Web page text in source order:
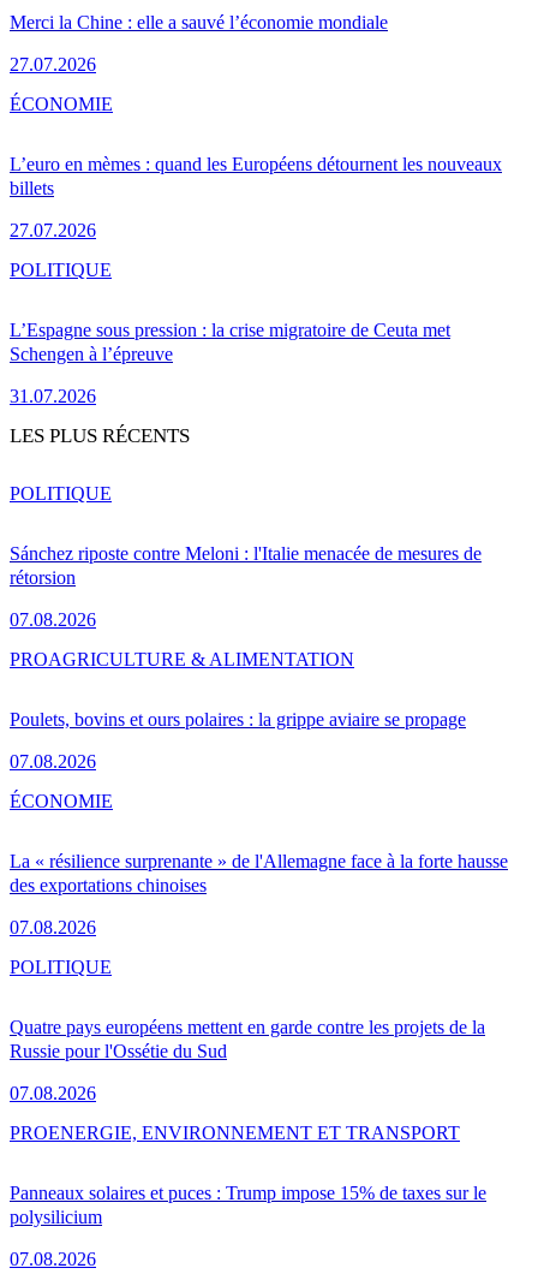
Merci la Chine : elle a sauvé l’économie mondiale
27.07.2026
L’euro en mèmes : quand les Européens détournent les nouveaux
billets
27.07.2026
ÉCONOMIE
L’Espagne sous pression : la crise migratoire de Ceuta met
Schengen à l’épreuve
31.07.2026
POLITIQUE
LES PLUS RÉCENTS
Sánchez riposte contre Meloni : l'Italie menacée de mesures de
rétorsion
07.08.2026
POLITIQUE
Poulets, bovins et ours polaires : la grippe aviaire se propage
07.08.2026
PROAGRICULTURE & ALIMENTATION
La « résilience surprenante » de l'Allemagne face à la forte hausse
des exportations chinoises
07.08.2026
ÉCONOMIE
Quatre pays européens mettent en garde contre les projets de la
Russie pour l'Ossétie du Sud
07.08.2026
POLITIQUE
Panneaux solaires et puces : Trump impose 15% de taxes sur le
polysilicium
07.08.2026
PROENERGIE, ENVIRONNEMENT ET TRANSPORT